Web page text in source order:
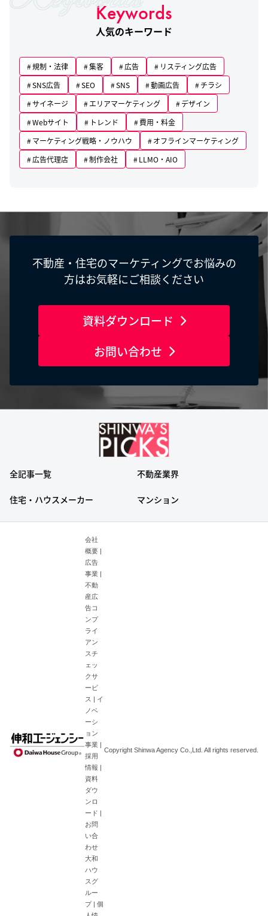
Keywords
人気のキーワード
規制・法律 集客 広告
リスティング広告
SNS広告
SEO SNS 動画広告
チラシ
サイネージ
エリアマーケティング
デザイン
Webサイト
トレンド
費用・料金
マーケティング戦略・ノウハウ
オフラインマーケティング
広告代理店
制作会社 LLMO・AIO
不動産・住宅のマーケティングでお悩みの
方はお気軽にご相談ください
資料ダウンロード
お問い合わせ
全記事一覧 不動産業界
住宅・ハウスメーカー マンション
会社
概要 |
広告
事業 |
不動
産広
告コ
ンプ
ライ
アン
スチ
ェッ
クサ
ービ
ス | イ
ノベ
ーシ
ョン
事業 |
採用
情報 |
資料
ダウ
ンロ
ード |
お問
い合
わせ
大和
ハウ
スグ
ルー
プ| 個
Copyright Shinwa Agency Co.,Ltd. All rights reserved.